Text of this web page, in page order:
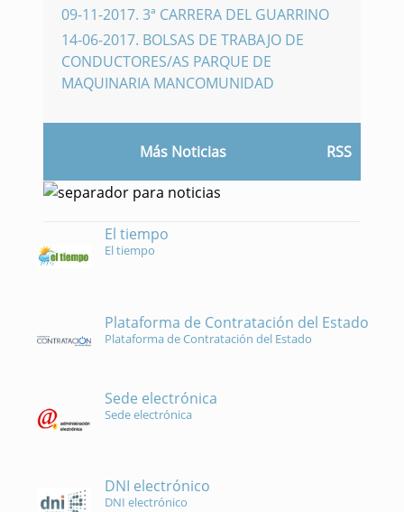
09-11-2017. 3ª CARRERA DEL GUARRINO
14-06-2017. BOLSAS DE TRABAJO DE
CONDUCTORES/AS PARQUE DE
MAQUINARIA MANCOMUNIDAD
Más Noticias RSS
El tiempo
El tiempo
Plataforma de Contratación del Estado
Plataforma de Contratación del Estado
Sede electrónica
Sede electrónica
DNI electrónico
DNI electrónico